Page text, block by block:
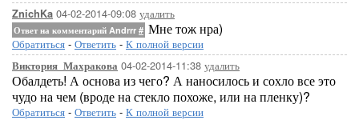
ZnichKa 04-02-2014-09:08 удалить
Ответ на комментарий Andrrr # Мне тож нра)
Обратиться - Ответить - К полной версии
Виктория_Махракова 04-02-2014-11:38 удалить
Обалдеть! А основа из чего? А наносилось и сохло все это
чудо на чем (вроде на стекло похоже, или на пленку)?
Обратиться - Ответить - К полной версии